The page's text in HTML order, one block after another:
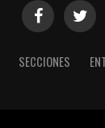
SECCIONES